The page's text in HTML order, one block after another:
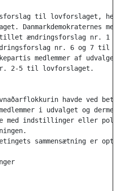
til lovforslaget,
Danmarkdemokraternes
ændringsforslag nr. 1 om
nr. 6 og 7 til
medlemmer af
2-5 til lovforslaget.
havde ved
i udvalget og dermed
med indstillinger eller
sammensætning er